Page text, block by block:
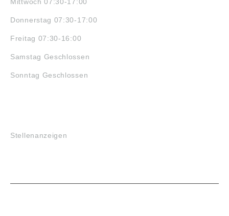
Donnerstag 07:30-17:00
Freitag 07:30-16:00
Samstag Geschlossen
Sonntag Geschlossen
Stellenanzeigen